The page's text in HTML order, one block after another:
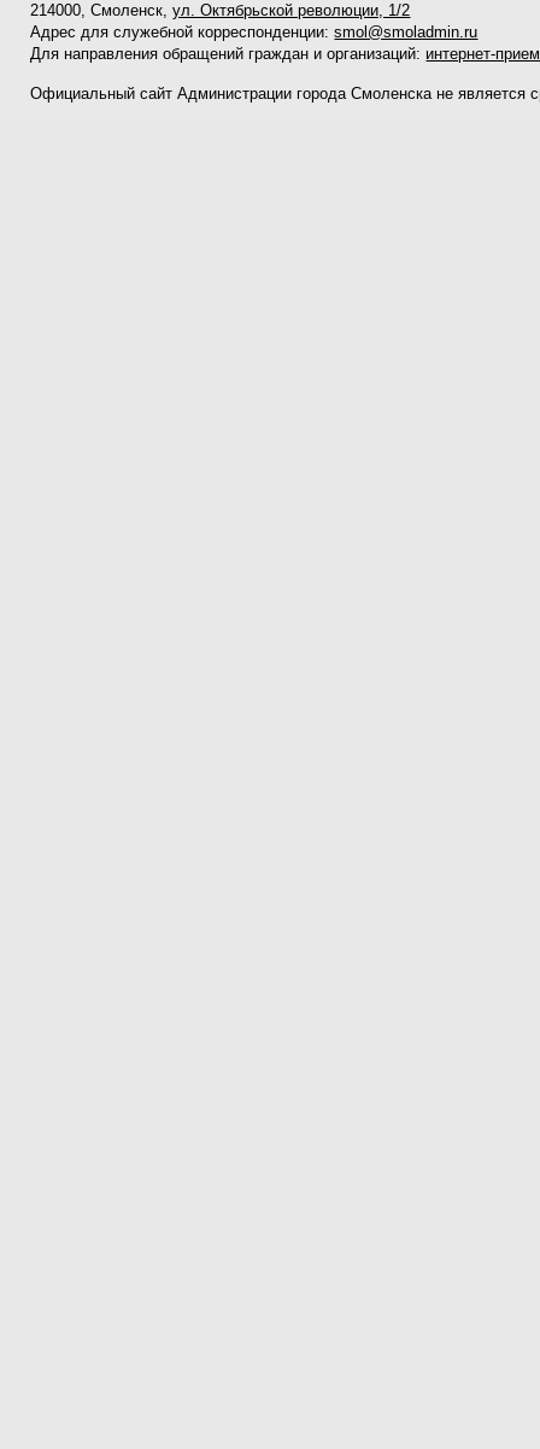
214000, Смоленск,ул. Октябрьской революции, 1/2
Адрес для служебной корреспонденции:smol@smoladmin.ru
Для направления обращений граждан и организаций: интернет-
Официальный сайт Администрации города Смоленска не является